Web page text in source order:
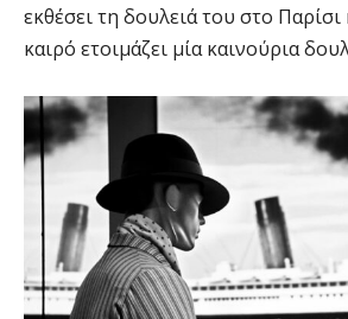
εκθέσει τη δουλειά του στο Παρίσι
καιρό ετοιμάζει μία καινούρια